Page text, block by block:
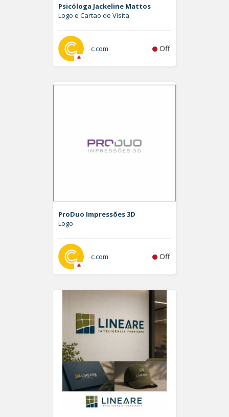
Psicóloga Jackeline Mattos
Logo e Cartao de Visita
c.com Off
ProDuo Impressões 3D
Logo
c.com Off